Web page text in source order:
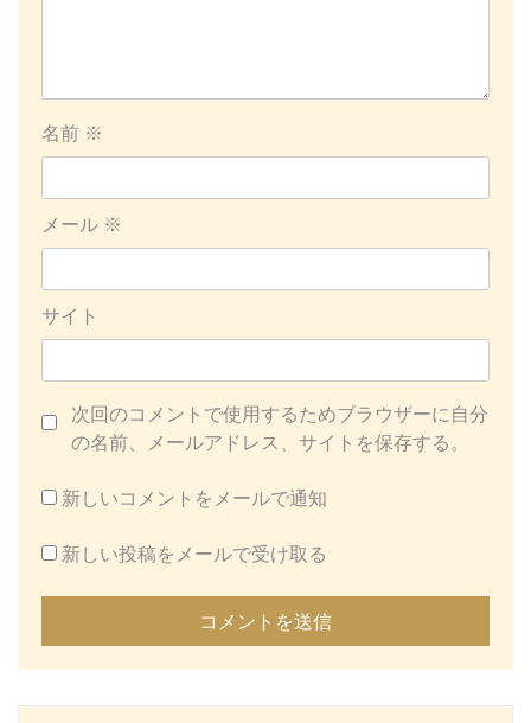
名前 ※
メール ※
サイト
次回のコメントで使用するためブラウザーに自分
の名前、メールアドレス、サイトを保存する。
新しいコメントをメールで通知
新しい投稿をメールで受け取る